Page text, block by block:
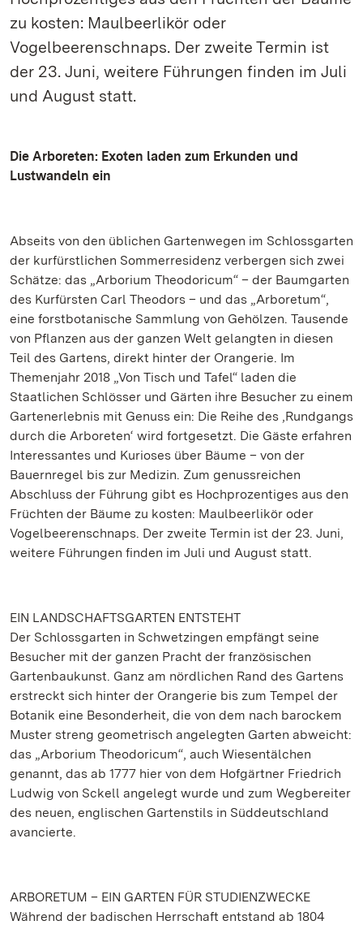
zu kosten: Maulbeerlikör oder
Vogelbeerenschnaps. Der zweite Termin ist
der 23. Juni, weitere Führungen finden im Juli
und August statt.
Die Arboreten: Exoten laden zum Erkunden und
Lustwandeln ein
Abseits von den üblichen Gartenwegen im Schlossgarten
der kurfürstlichen Sommerresidenz verbergen sich zwei
Schätze: das „Arborium Theodoricum“ – der Baumgarten
des Kurfürsten Carl Theodors – und das „Arboretum“,
eine forstbotanische Sammlung von Gehölzen. Tausende
von Pflanzen aus der ganzen Welt gelangten in diesen
Teil des Gartens, direkt hinter der Orangerie. Im
Themenjahr 2018 „Von Tisch und Tafel“ laden die
Staatlichen Schlösser und Gärten ihre Besucher zu einem
Gartenerlebnis mit Genuss ein: Die Reihe des ‚Rundgangs
durch die Arboreten‘ wird fortgesetzt. Die Gäste erfahren
Interessantes und Kurioses über Bäume – von der
Bauernregel bis zur Medizin. Zum genussreichen
Abschluss der Führung gibt es Hochprozentiges aus den
Früchten der Bäume zu kosten: Maulbeerlikör oder
Vogelbeerenschnaps. Der zweite Termin ist der 23. Juni,
weitere Führungen finden im Juli und August statt.
EIN LANDSCHAFTSGARTEN ENTSTEHT
Der Schlossgarten in Schwetzingen empfängt seine
Besucher mit der ganzen Pracht der französischen
Gartenbaukunst. Ganz am nördlichen Rand des Gartens
erstreckt sich hinter der Orangerie bis zum Tempel der
Botanik eine Besonderheit, die von dem nach barockem
Muster streng geometrisch angelegten Garten abweicht:
das „Arborium Theodoricum“, auch Wiesentälchen
genannt, das ab 1777 hier von dem Hofgärtner Friedrich
Ludwig von Sckell angelegt wurde und zum Wegbereiter
des neuen, englischen Gartenstils in Süddeutschland
avancierte.
ARBORETUM – EIN GARTEN FÜR STUDIENZWECKE
Während der badischen Herrschaft entstand ab 1804